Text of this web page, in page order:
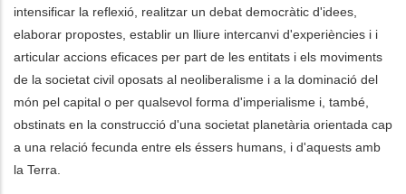
intensificar la reflexió, realitzar un debat democràtic d'idees,
elaborar propostes, establir un lliure intercanvi d'experiències i i
articular accions eficaces per part de les entitats i els moviments
de la societat civil oposats al neoliberalisme i a la dominació del
món pel capital o per qualsevol forma d'imperialisme i, també,
obstinats en la construcció d'una societat planetària orientada cap
a una relació fecunda entre els éssers humans, i d'aquests amb
la Terra.